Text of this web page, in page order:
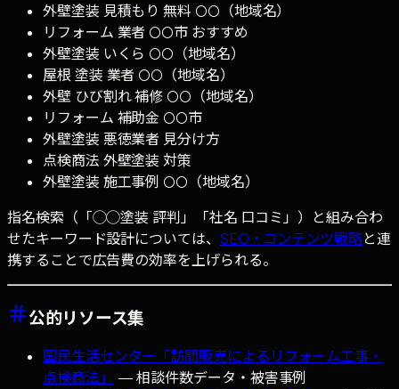
外壁塗装 見積もり 無料 ○○（地域名）
リフォーム 業者 ○○市 おすすめ
外壁塗装 いくら ○○（地域名）
屋根 塗装 業者 ○○（地域名）
外壁 ひび割れ 補修 ○○（地域名）
リフォーム 補助金 ○○市
外壁塗装 悪徳業者 見分け方
点検商法 外壁塗装 対策
外壁塗装 施工事例 ○○（地域名）
指名検索（「◯◯塗装 評判」「社名 口コミ」）と組み合わ
せたキーワード設計については、 SEO・コンテンツ戦略と連
携することで広告費の効率を上げられる。
公的リソース集
国民生活センター「訪問販売によるリフォーム工事・
点検商法」
— 相談件数データ・被害事例